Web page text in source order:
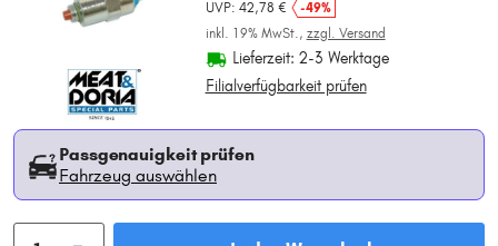
UVP: 42,78 €
-49%
inkl. 19% MwSt., zzgl. Versand
Lieferzeit: 2-3 Werktage
Filialverfügbarkeit prüfen
Passgenauigkeit prüfen
Fahrzeug auswählen